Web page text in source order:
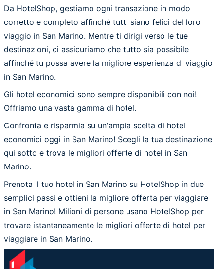
Da HotelShop, gestiamo ogni transazione in modo
corretto e completo affinché tutti siano felici del loro
viaggio in San Marino. Mentre ti dirigi verso le tue
destinazioni, ci assicuriamo che tutto sia possibile
affinché tu possa avere la migliore esperienza di viaggio
in San Marino.
Gli hotel economici sono sempre disponibili con noi!
Offriamo una vasta gamma di hotel.
Confronta e risparmia su un'ampia scelta di hotel
economici oggi in San Marino! Scegli la tua destinazione
qui sotto e trova le migliori offerte di hotel in San
Marino.
Prenota il tuo hotel in San Marino su HotelShop in due
semplici passi e ottieni la migliore offerta per viaggiare
in San Marino! Milioni di persone usano HotelShop per
trovare istantaneamente le migliori offerte di hotel per
viaggiare in San Marino.